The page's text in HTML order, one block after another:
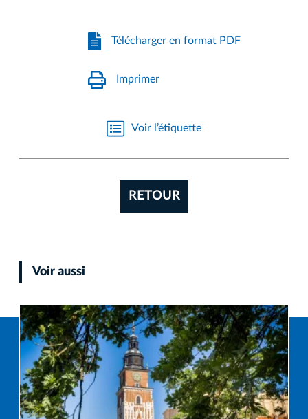
Télécharger en format PDF
Imprimer
Voir l’étiquette
RETOUR
Voir aussi